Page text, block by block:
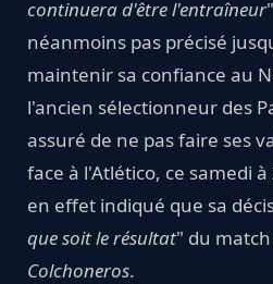
continuera d'être l'entraîneur
néanmoins pas précisé
maintenir sa confiance au
l'ancien sélectionneur des
assuré de ne pas faire ses
face à l'Atlético, ce samedi
en effet indiqué que sa
que soit le résultat" du
Colchoneros.